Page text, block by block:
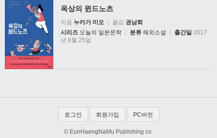
옥상의 윈드노츠
지음 누카가 미오 옮김 권남희
시리즈 오늘의 일본문학 분류 해외소설 출간일 2017
년 8월 25일
로그인 회원가입 PC버전
© EunHaengNaMu Publishing co.